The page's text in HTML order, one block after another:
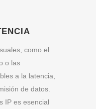
como el
o las
a la latencia,
de datos.
IP es esencial